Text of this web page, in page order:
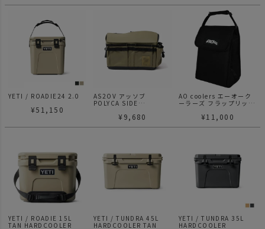
YETI / ROADIE24 2.0
¥51,150
AS2OV アッソブ
POLYCA SIDE
テナ KHAKI
¥ 9,680
AO coolers エーオーク
ーラーズ フラップリッド
¥11,000
YETI / ROADIE 15L
TAN HARDCOOLER
YETI / TUNDRA 45L
HARDCOOLER TAN
YETI / TUNDRA 35L
HARDCOOLER